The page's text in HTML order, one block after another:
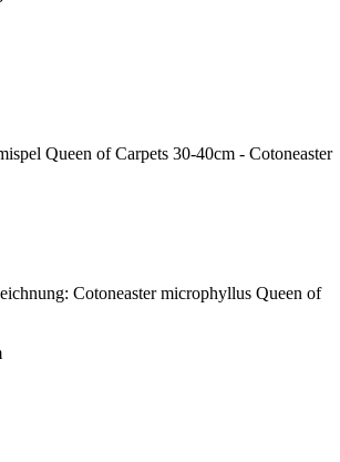
Queen of Carpets 30-40cm - Cotoneaster
Cotoneaster microphyllus Queen of